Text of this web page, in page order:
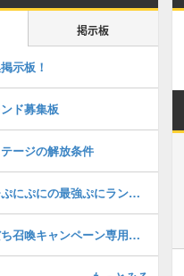
掲示板
示板！
ド募集板
ージの解放条件
妖怪ウォッチぷにぷにの最強ぷにランキング！
オレのともだち召喚キャンペーン専用掲示板